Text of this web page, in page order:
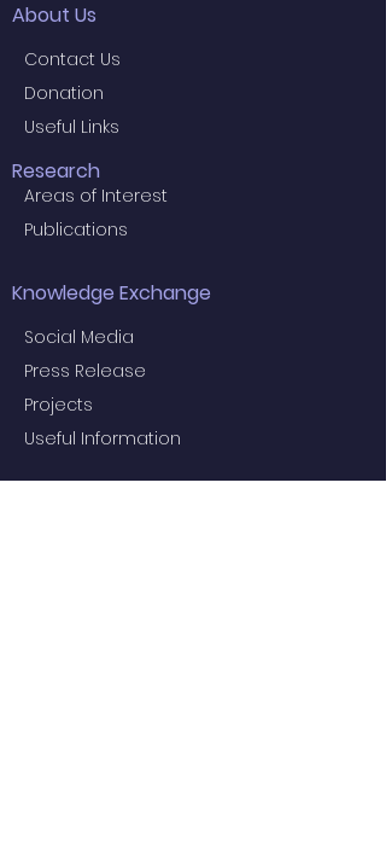
About Us
Contact Us
Donation
Useful Links
Research
Areas of Interest
Publications
Knowledge Exchange
Social Media
Press Release
Projects
Useful Information